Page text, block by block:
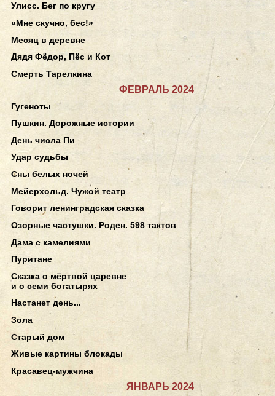
Улисс. Бег по кругу
«Мне скучно, бес!»
Месяц в деревне
Дядя Фёдор, Пёс и Кот
Смерть Тарелкина
ФЕВРАЛЬ 2024
Гугеноты
Пушкин. Дорожные истории
День числа Пи
Удар судьбы
Сны белых ночей
Мейерхольд. Чужой театр
Говорит ленинградская сказка
Озорные частушки. Роден. 598 тактов
Дама с камелиями
Пуритане
Сказка о мёртвой царевне
и о семи богатырях
Настанет день...
Зола
Старый дом
Живые картины блокады
Красавец-мужчина
ЯНВАРЬ 2024